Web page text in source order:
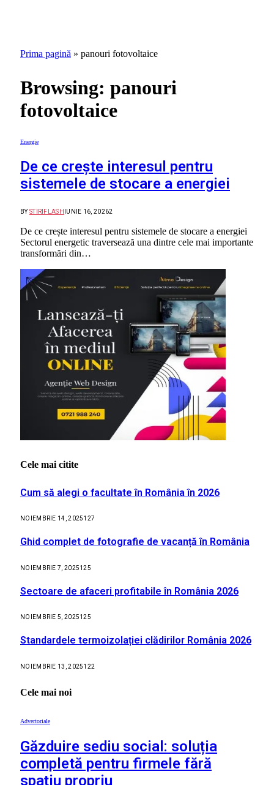
Prima pagină » panouri fotovoltaice
Browsing: panouri
fotovoltaice
Energie
De ce crește interesul pentru
sistemele de stocare a energiei
BY STIRIFLASH IUNIE 16, 20262
De ce crește interesul pentru sistemele de stocare a energiei
Sectorul energetic traversează una dintre cele mai importante
transformări din…
Cele mai citite
Cum să alegi o facultate în România în 2026
NOIEMBRIE 14, 2025127
Ghid complet de fotografie de vacanță în România
NOIEMBRIE 7, 2025125
Sectoare de afaceri profitabile în România 2026
NOIEMBRIE 5, 2025125
Standardele termoizolației clădirilor România 2026
NOIEMBRIE 13, 2025122
Cele mai noi
Advertoriale
Găzduire sediu social: soluția
completă pentru firmele fără
spațiu propriu